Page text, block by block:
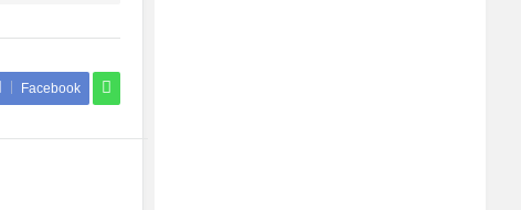
Facebook